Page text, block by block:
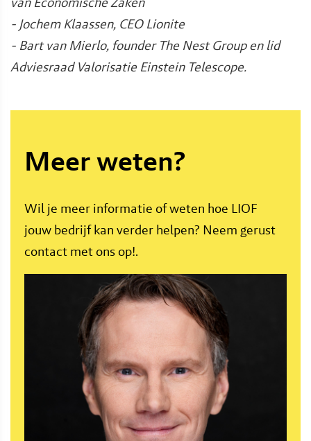
van Economische Zaken
- Jochem Klaassen, CEO Lionite
- Bart van Mierlo, founder The Nest Group en lid
Adviesraad Valorisatie Einstein Telescope.
Meer weten?
Wil je meer informatie of weten hoe LIOF
jouw bedrijf kan verder helpen? Neem gerust
contact met ons op!.